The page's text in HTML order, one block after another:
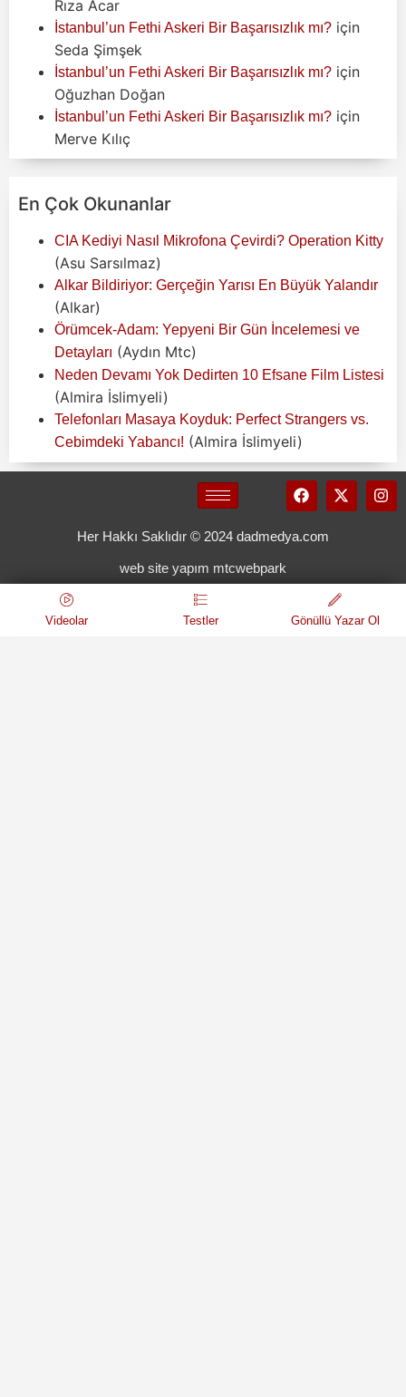
Rıza Acar
İstanbul’un Fethi Askeri Bir Başarısızlık mı? için
Seda Şimşek
İstanbul’un Fethi Askeri Bir Başarısızlık mı? için
Oğuzhan Doğan
İstanbul’un Fethi Askeri Bir Başarısızlık mı? için
Merve Kılıç
En Çok Okunanlar
CIA Kediyi Nasıl Mikrofona Çevirdi? Operation Kitty
(Asu Sarsılmaz)
Alkar Bildiriyor: Gerçeğin Yarısı En Büyük Yalandır
(Alkar)
Örümcek-Adam: Yepyeni Bir Gün İncelemesi ve
Detayları (Aydın Mtc)
Neden Devamı Yok Dedirten 10 Efsane Film Listesi
(Almira İslimyeli)
Telefonları Masaya Koyduk: Perfect Strangers vs.
Cebimdeki Yabancı! (Almira İslimyeli)
Her Hakkı Saklıdır © 2024 dadmedya.com
web site yapım mtcwebpark
Videolar Testler Gönüllü Yazar Ol